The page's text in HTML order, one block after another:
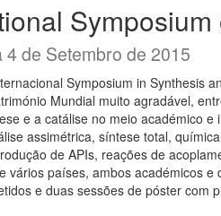
4 de Setembro de 2015
Symposium in Synthesis
Mundial muito agradável,
e a catálise no meio académico
assimétrica, síntese total,
de APIs, reações de
vários países, ambos académicos
e duas sessões de póster com